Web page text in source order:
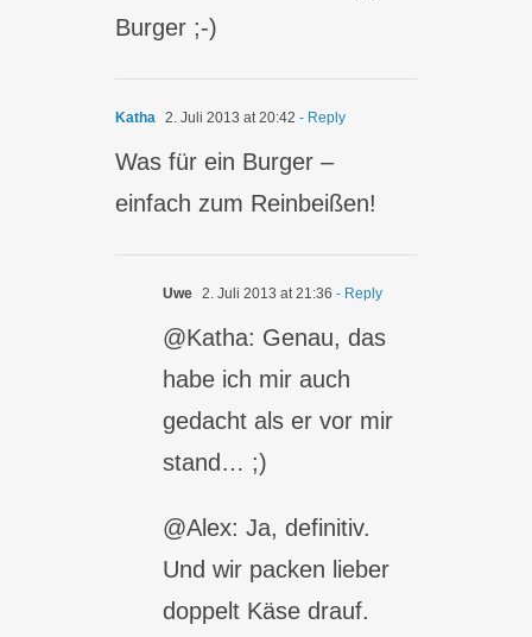
Burger ;-)
Katha 2. Juli 2013 at 20:42 - Reply
Was für ein Burger –
einfach zum Reinbeißen!
Uwe 2. Juli 2013 at 21:36 - Reply
@Katha: Genau, das
habe ich mir auch
gedacht als er vor mir
stand… ;)
@Alex: Ja, definitiv.
Und wir packen lieber
doppelt Käse drauf.